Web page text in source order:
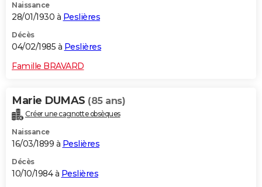
Naissance
28/01/1930 à Peslières
Décès
04/02/1985 à Peslières
Famille BRAVARD
Marie DUMAS (85 ans)
Créer une cagnotte obsèques
Naissance
16/03/1899 à Peslières
Décès
10/10/1984 à Peslières